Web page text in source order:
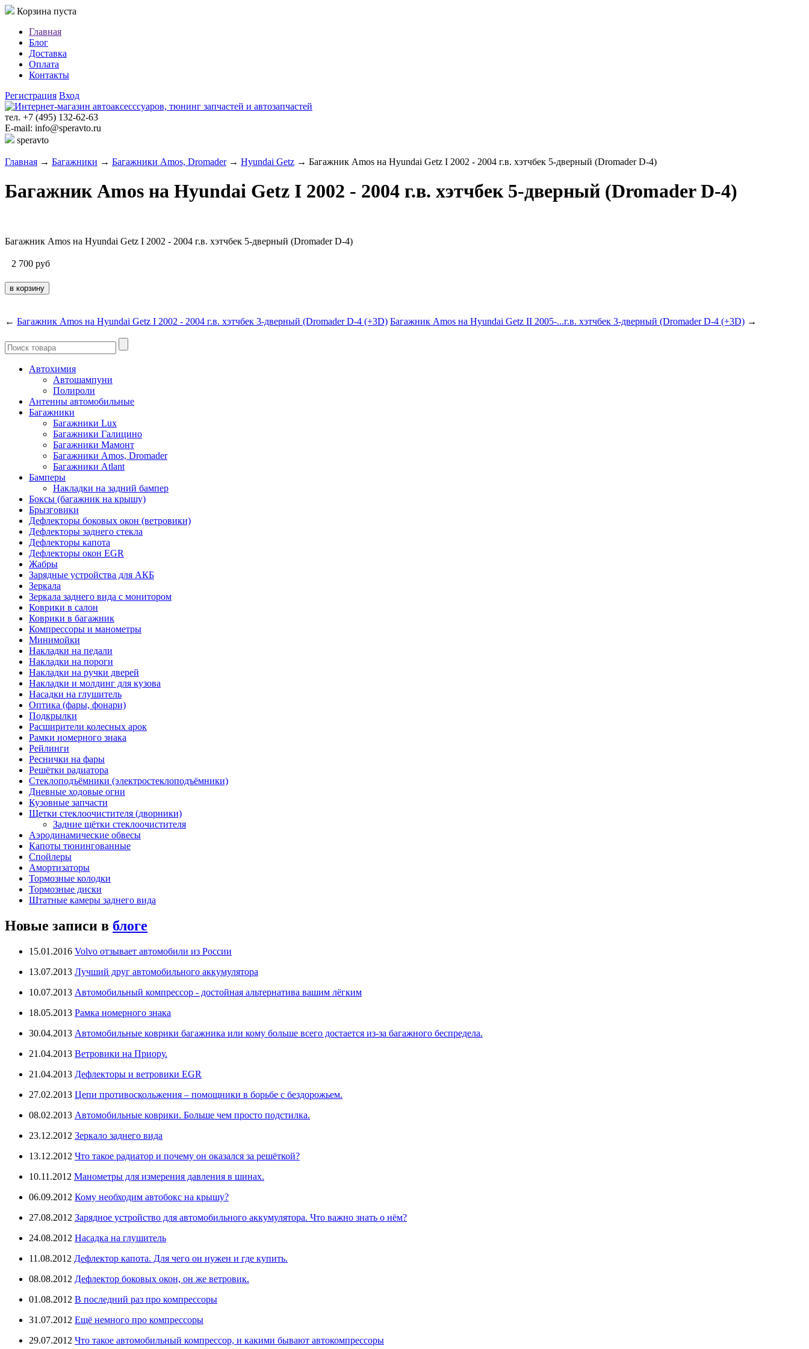
Корзина пуста
Главная
Блог
Доставка
Оплата
Контакты
Регистрация Вход
тел. +7 (495) 132-62-63
E-mail: info@speravto.ru
speravto
Главная → Багажники → Багажники Amos, Dromader→ Hyundai Getz → Багажник Amos на Hyundai Getz I 2002 - 2004 г.в. хэтчбек 5-дверный (Dromader D-4)
Багажник Amos на Hyundai Getz I 2002 - 2004 г.в. хэтчбек 5-дверный (Dromader D-4)
Багажник Amos на Hyundai Getz I 2002 - 2004 г.в. хэтчбек 5-дверный (Dromader D-4)
2 700 руб
← Багажник Amos на Hyundai Getz I 2002 - 2004 г.в. хэтчбек 3-дверный (Dromader D-4 (+3D) Багажник Amos на Hyundai Getz II 2005-...г.в. хэтчбек 3-дверный (Dromader D-4 (+3D) →
Автохимия
Автошампуни
Полироли
Антенны автомобильные
Багажники
Багажники Lux
Багажники Галицино
Багажники Мамонт
Багажники Amos, Dromader
Багажники Atlant
Бамперы
Накладки на задний бампер
Боксы (багажник на крышу)
Брызговики
Дефлекторы боковых окон (ветровики)
Дефлекторы заднего стекла
Дефлекторы капота
Дефлекторы окон EGR
Жабры
Зарядные устройства для АКБ
Зеркала
Зеркала заднего вида с монитором
Коврики в салон
Коврики в багажник
Компрессоры и манометры
Минимойки
Накладки на педали
Накладки на пороги
Накладки на ручки дверей
Накладки и молдинг для кузова
Насадки на глушитель
Оптика (фары, фонари)
Подкрылки
Расширители колесных арок
Рамки номерного знака
Рейлинги
Реснички на фары
Решётки радиатора
Стеклоподъёмники (электростеклоподъёмники)
Дневные ходовые огни
Кузовные запчасти
Щетки стеклоочистителя (дворники)
Задние щётки стеклоочистителя
Аэродинамические обвесы
Капоты тюнингованные
Спойлеры
Амортизаторы
Тормозные колодки
Тормозные диски
Штатные камеры заднего вида
Новые записи в блоге
15.01.2016 Volvo отзывает автомобили из России
13.07.2013 Лучший друг автомобильного аккумулятора
10.07.2013 Автомобильный компрессор - достойная альтернатива вашим лёгким
18.05.2013 Рамка номерного знака
30.04.2013 Автомобильные коврики багажника или кому больше всего достается из-за багажного беспредела.
21.04.2013 Ветровики на Приору.
21.04.2013 Дефлекторы и ветровики EGR
27.02.2013 Цепи противоскольжения – помощники в борьбе с бездорожьем.
08.02.2013 Автомобильные коврики. Больше чем просто подстилка.
23.12.2012 Зеркало заднего вида
13.12.2012 Что такое радиатор и почему он оказался за решёткой?
10.11.2012 Манометры для измерения давления в шинах.
06.09.2012 Кому необходим автобокс на крышу?
27.08.2012 Зарядное устройство для автомобильного аккумулятора. Что важно знать о нём?
24.08.2012 Насадка на глушитель
11.08.2012 Дефлектор капота. Для чего он нужен и где купить.
08.08.2012 Дефлектор боковых окон, он же ветровик.
01.08.2012 В последний раз про компрессоры
31.07.2012 Ещё немного про компрессоры
29.07.2012 Что такое автомобильный компрессор, и какими бывают автокомпрессоры